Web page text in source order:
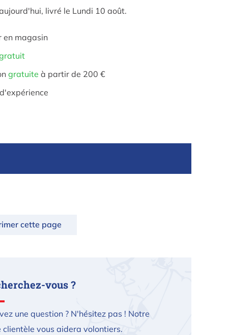
livré le Lundi 10 août.
en magasin
gratuite à partir de 200 €
cette page
vous ?
une question ? N'hésitez pas ! Notre
clientèle vous aidera volontiers.